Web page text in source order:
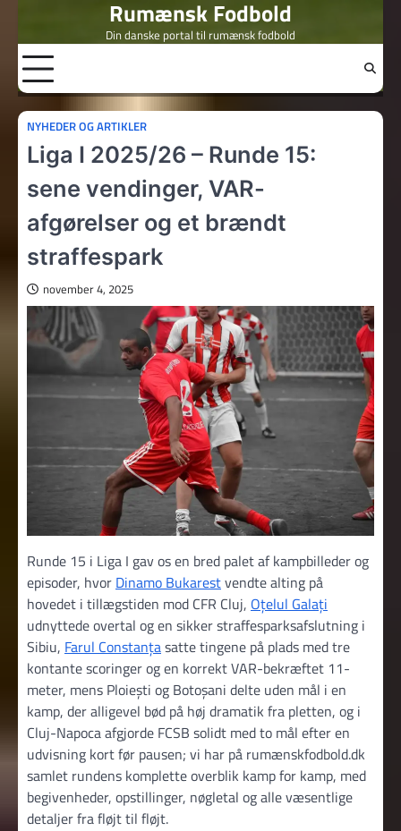
content
Rumænsk Fodbold
Din danske portal til rumænsk fodbold
NYHEDER OG ARTIKLER
Liga I 2025/26 – Runde 15:
sene vendinger, VAR-
afgørelser og et brændt
straffespark
november 4, 2025
Runde 15 i Liga I gav os en bred palet af kampbilleder og
episoder, hvor Dinamo Bukarestvendte alting på
hovedet i tillægstiden mod CFR Cluj, Oțelul Galați
udnyttede overtal og en sikker straffesparksafslutning i
Sibiu, Farul Constanțasatte tingene på plads med tre
kontante scoringer og en korrekt VAR-bekræftet 11-
meter, mens Ploiești og Botoșani delte uden mål i en
kamp, der alligevel bød på høj dramatik fra pletten, og i
Cluj-Napoca afgjorde FCSB solidt med to mål efter en
udvisning kort før pausen; vi har på rumænskfodbold.dk
samlet rundens komplette overblik kamp for kamp, med
begivenheder, opstillinger, nøgletal og alle væsentlige
detaljer fra fløjt til fløjt.